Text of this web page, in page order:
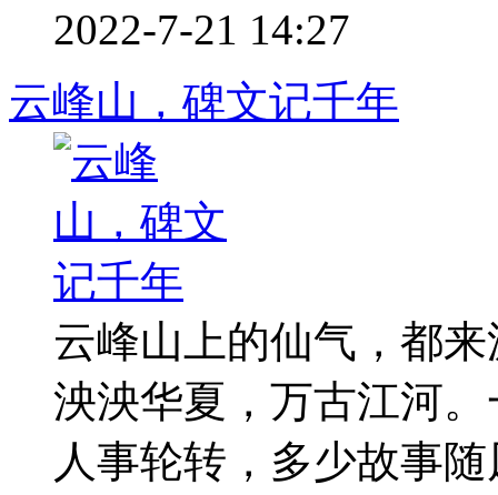
2022-7-21 14:27
云峰山，碑文记千年
云峰山上的仙气，都
泱泱华夏，万古江河
人事轮转，多少故事